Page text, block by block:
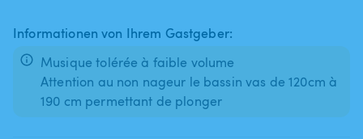
Informationen von Ihrem Gastgeber:
Musique tolérée à faible volume
Attention au non nageur le bassin vas de 120cm à
190 cm permettant de plonger